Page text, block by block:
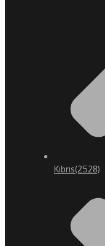
Kıbrıs(2528)